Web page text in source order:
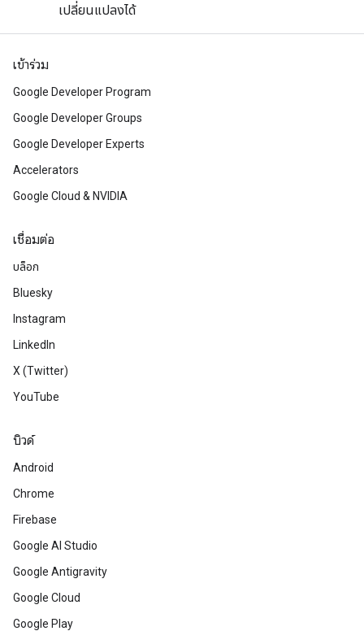
เปลี่ยนแปลงได้
เข้าร่วม
Google Developer Program
Google Developer Groups
Google Developer Experts
Accelerators
Google Cloud & NVIDIA
เชื่อมต่อ
บล็อก
Bluesky
Instagram
LinkedIn
X (Twitter)
YouTube
บิวด์
Android
Chrome
Firebase
Google AI Studio
Google Antigravity
Google Cloud
Google Play